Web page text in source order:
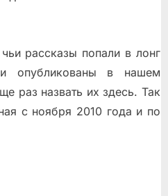
рассказы попали в лонг
опубликованы в нашем
раз назвать их здесь. Так
с ноября 2010 года и по